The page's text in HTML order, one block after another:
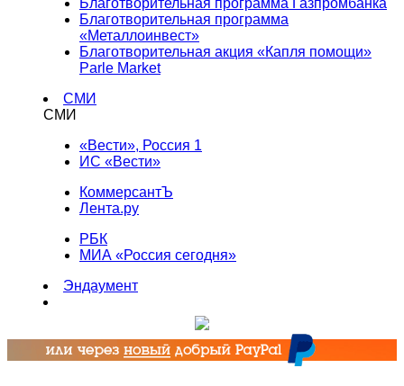
Благотворительная программа Газпромбанка
Благотворительная программа
«Металлоинвест»
Благотворительная акция «Капля помощи»
Parle Market
СМИ
СМИ
«Вести», Россия 1
ИС «Вести»
КоммерсантЪ
Лента.ру
РБК
МИА «Россия сегодня»
Эндаумент